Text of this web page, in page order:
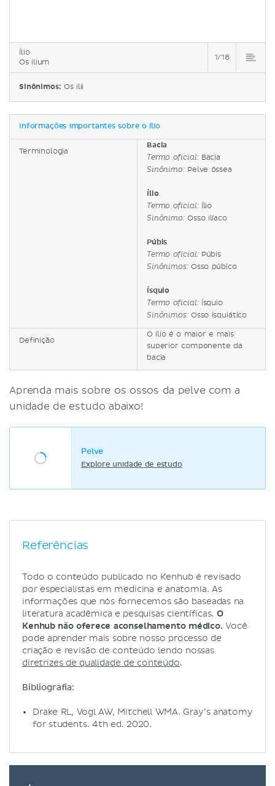
Ílio
Os ilium
1/18
Sinônimos: Os ilii
Informações importantes sobre o ílio
Terminologia
Bacia
Termo oficial:Bacia
Sinônimo:Pelve óssea
Ílio
Termo oficial:Ílio
Sinônimo:Osso ilíaco
Púbis
Termo oficial:Púbis
Sinônimos:Osso púbico
Ísquio
Termo oficial:Ísquio
Sinônimos:Osso isquiático
Definição
O ílio é o maior e mais
superior componente da
bacia
Aprenda mais sobre os ossos da pelve com a
unidade de estudo abaixo!
Pelve
Explore unidade de estudo
Referências
Todo o conteúdo publicado no Kenhub é revisado
por especialistas em medicina e anatomia. As
informações que nós fornecemos são baseadas na
literatura acadêmica e pesquisas científicas. O
Kenhub não oferece aconselhamento médico. Você
pode aprender mais sobre nosso processo de
criação e revisão de conteúdo lendo nossas
diretrizes de qualidade de conteúdo.
Bibliografia:
Drake RL, Vogl AW, Mitchell WMA. Gray’s anatomy
for students. 4th ed. 2020.